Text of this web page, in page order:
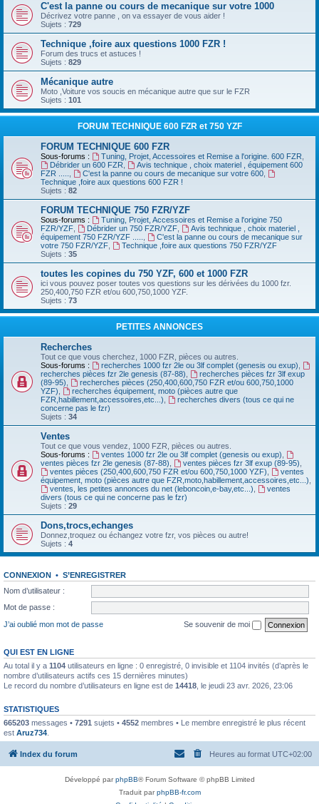
C'est la panne ou cours de mecanique sur votre 1000
Décrivez votre panne , on va essayer de vous aider !
Sujets : 729
Technique ,foire aux questions 1000 FZR !
Forum des trucs et astuces !
Sujets : 829
Mécanique autre
Moto ,Voiture vos soucis en mécanique autre que sur le FZR
Sujets : 101
FORUM TECHNIQUE 600 FZR et 750 YZF
FORUM TECHNIQUE 600 FZR
Sous-forums : Tuning, Projet, Accessoires et Remise a l'origine. 600 FZR
Débrider un 600 FZR
Avis technique , choix materiel , équipement 600
FZR .....
C'est la panne ou cours de mecanique sur votre 600,
Technique ,foire aux questions 600 FZR !
Sujets : 82
FORUM TECHNIQUE 750 FZR/YZF
Sous-forums :
Tuning, Projet, Accessoires et Remise a l'origine 750
FZR/YZF
Débrider un 750 FZR/YZF,
Avis technique , choix materiel ,
équipement 750 FZR/YZF .....
C'est la panne ou cours de mecanique sur
votre 750 FZR/YZF
Technique ,foire aux questions 750 FZR/YZF
Sujets : 35
toutes les copines du 750 YZF, 600 et 1000 FZR
ici vous pouvez poser toutes vos questions sur les dérivées du 1000 fzr.
250,400,750 FZR et/ou 600,750,1000 YZF.
Sujets : 73
PETITES ANNONCES
Recherches
Tout ce que vous cherchez, 1000 FZR, pièces ou autres.
Sous-forums :
recherches 1000 fzr 2le ou 3lf complet (genesis ou exup)
recherches pièces fzr 2le genesis (87-88)
recherches pièces fzr 3lf exup
(89-95)
recherches pièces (250,400,600,750 FZR et/ou 600,750,1000
YZF)
recherches équipement, moto (pièces autre que
FZR,habillement,accessoires,etc...)
recherches divers (tous ce qui ne
concerne pas le fzr)
Sujets : 34
Ventes
Tout ce que vous vendez, 1000 FZR, pièces ou autres.
Sous-forums :
ventes 1000 fzr 2le ou 3lf complet (genesis ou exup)
ventes pièces fzr 2le genesis (87-88)
ventes pièces fzr 3lf exup (89-95)
ventes pièces (250,400,600,750 FZR et/ou 600,750,1000 YZF)
ventes
équipement, moto (pièces autre que FZR,moto,habillement,accessoires,etc...)
ventes, les petites annonces du net (leboncoin,e-bay,etc...)
ventes
divers (tous ce qui ne concerne pas le fzr)
Sujets : 29
Dons,trocs,echanges
Donnez,troquez ou échangez votre fzr, vos pièces ou autre!
Sujets : 4
CONNEXION • S’ENREGISTRER
Nom d’utilisateur :
Mot de passe :
J’ai oublié mon mot de passe
Se souvenir de moi
QUI EST EN LIGNE
Au total il y a 1104 utilisateurs en ligne : 0 enregistré, 0 invisible et 1104 invités (d’après le
nombre d’utilisateurs actifs ces 15 dernières minutes)
Le record du nombre d’utilisateurs en ligne est de 14418 , le jeudi 23 avr. 2026, 23:06
STATISTIQUES
665203 messages • 7291 sujets • 4552 membres • Le membre enregistré le plus récent
est Aruz734
Index du forum Heures au format UTC+02:00
Développé parphpBB® Forum Software © phpBB Limited
Traduit parphpBB-fr.com